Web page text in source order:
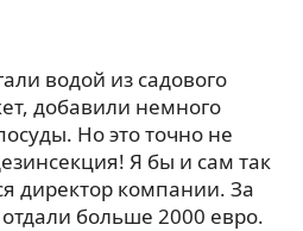
водой из садового
добавили немного
Но это точно не
Я бы и сам так
директор компании. За
отдали больше 2000 евро.